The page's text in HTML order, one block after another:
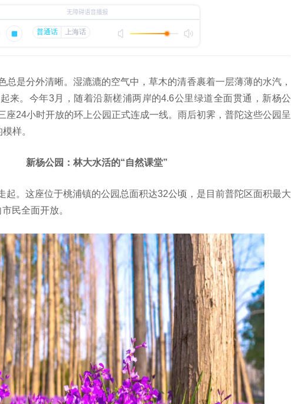
是分外清晰。湿漉漉的空气中，草木的清香裹着一层薄薄的水汽，
来。今年3月，随着沿新槎浦两岸的4.6公里绿道全面贯通，新杨公
座24小时开放的环上公园正式连成一线。雨后初霁，普陀这些公园呈
样。
新杨公园：林大水活的“自然课堂”
。这座位于桃浦镇的公园总面积达32公顷，是目前普陀区面积最大
民全面开放。